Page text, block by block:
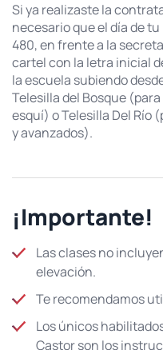
Si ya realizaste la
necesario que el día de
480, en frente a la
cartel con la letra inicial
la escuela subiendo
Telesilla del Bosque
esquí) o Telesilla Del Río
y avanzados).
¡Importante!
Las clases no
elevación.
Te recomendamos
Los únicos
Castor son los